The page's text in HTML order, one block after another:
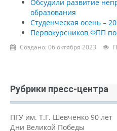
Обсудили развитие
образования
Студенческая осень –
Первокурсников ФПП
Создано: 06 октября 2023
Рубрики пресс-центра
ПГУ им. Т.Г. Шевченко 90 лет
Дни Великой Победы